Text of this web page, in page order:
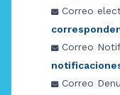
Correo
Correo
Correo